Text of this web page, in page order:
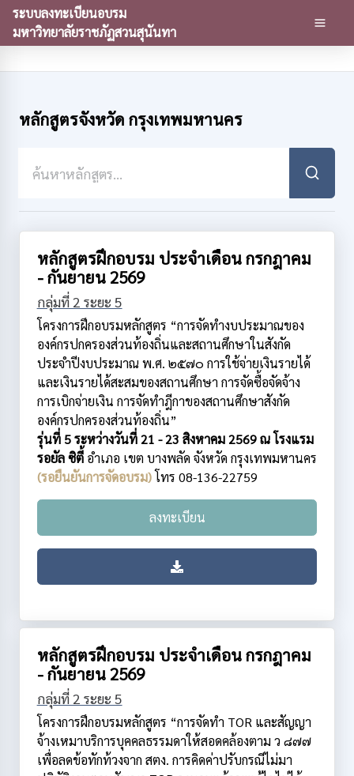
ระบบลงทะเบียนอบรม
มหาวิทยาลัยราชภัฏสวนสุนันทา
หลักสูตรจังหวัด กรุงเทพมหานคร
หลักสูตรฝึกอบรม ประจำเดือน กรกฎาคม
- กันยายน 2569
กลุ่มที่ 2 ระยะ 5
โครงการฝึกอบรมหลักสูตร “การจัดทำงบประมาณของ
องค์กรปกครองส่วนท้องถิ่นและสถานศึกษาในสังกัด
ประจำปีงบประมาณ พ.ศ. ๒๕๗๐ การใช้จ่ายเงินรายได้
และเงินรายได้สะสมของสถานศึกษา การจัดซื้อจัดจ้าง
การเบิกจ่ายเงิน การจัดทำฎีกาของสถานศึกษาสังกัด
องค์กรปกครองส่วนท้องถิ่น”
รุ่นที่ 5 ระหว่างวันที่ 21 - 23 สิงหาคม 2569 ณ โรงแรม
รอยัล ซิตี้ อำเภอ เขต บางพลัด จังหวัด กรุงเทพมหานคร
(รอยืนยันการจัดอบรม)โทร 08-136-22759
ลงทะเบียน
หลักสูตรฝึกอบรม ประจำเดือน กรกฎาคม
- กันยายน 2569
กลุ่มที่ 2 ระยะ 5
โครงการฝึกอบรมหลักสูตร “การจัดทำ TOR และสัญญา
จ้างเหมาบริการบุคคลธรรมดาให้สอดคล้องตาม ว ๘๗๗
เพื่อลดข้อทักท้วงจาก สตง. การคิดค่าปรับกรณีไม่มา